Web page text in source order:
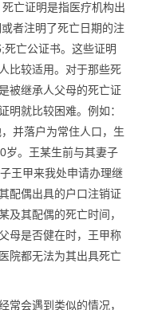
亡证明是指医疗机构出
者注明了死亡日期的注
亡公证书。这些证明
比较适用。对于那些死
被继承人父母的死亡证
明就比较困难。例如：
并落户为常住人口，生
岁。王某生前与其妻子
王甲来我处申请办理继
配偶出具的户口注销证
及其配偶的死亡时间，
母是否健在时，王甲称
院都无法为其出具死亡
常会遇到类似的情况，